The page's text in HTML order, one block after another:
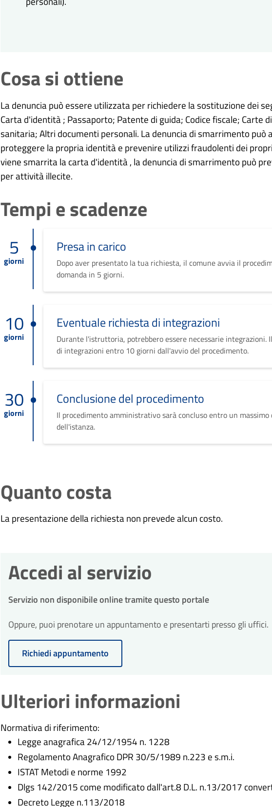
Cosa si ottiene
La denuncia può essere utilizzata per richiedere la sostituzione dei
Carta d'identità ; Passaporto; Patente di guida; Codice fiscale; Carte
sanitaria;Altri documenti personali. La denuncia di smarrimento può
proteggere la propria identità e prevenire utilizzi fraudolenti dei
viene smarrita la carta d'identità , la denuncia di smarrimento può
per attività illecite.
Tempi e scadenze
5
giorni
Presa in carico
Dopo aver presentato la tua richiesta, il comune avvia il
domanda in 5 giorni.
10
giorni
Eventuale richiesta di integrazioni
Durante l'istruttoria, potrebbero essere necessarie
di integrazioni entro 10 giorni dall'avvio del procedimento.
30
giorni
Conclusione del procedimento
Il procedimento amministrativo sarà concluso entro un
dell'istanza.
Quanto costa
La presentazione della richiesta non prevede alcun costo.
Accedi al servizio
Servizio non disponibile online tramite questo portale
Oppure, puoi prenotare un appuntamento e presentarti presso gli uffici.
Richiedi appuntamento
Ulteriori informazioni
Normativa di riferimento:
Legge anagrafica 24/12/1954 n. 1228
Regolamento Anagrafico DPR 30/5/1989 n.223 e s.m.i.
ISTAT Metodi e norme 1992
Dlgs 142/2015 come modificato dall'art.8 D.L. n.13/2017
Decreto Legge n.113/2018